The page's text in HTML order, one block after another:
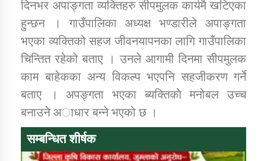
दिनभर अपाङ्गता व्यक्तिहरु सीपमुलक कार्यमै खटिएका
हुन्छन । गाउँपालिका अध्यक्ष भण्डारीले अपाङ्गता
भएका व्यक्तिको सहज जीवनयापनका लागि गाउँपालिका
चिन्तित रहेको बताए । उनले आगामी दिनमा सीपमुलक
काम बाहेकका अन्य विकल्प भएपनि सहजीकरण गर्ने
बताए । अपङ्गता भएका ब्यक्तिकाे मनोबल उच्च
बनाउने अाधार बन्ने भएको छ ।
सम्बन्धित शीर्षक